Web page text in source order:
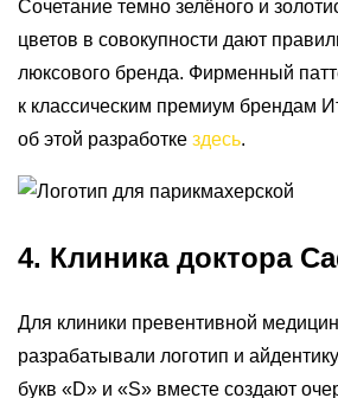
Сочетание темно зелёного и
цветов в совокупности дают
люксового бренда. Фирменный
к классическим премиум брендам
об этой разработке здесь.
4. Клиника доктора
Для клиники превентивной
разрабатывали логотип и
букв «D» и «S» вместе создают